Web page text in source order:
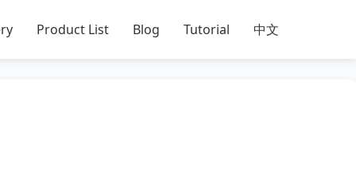
Product List Blog Tutorial 中文